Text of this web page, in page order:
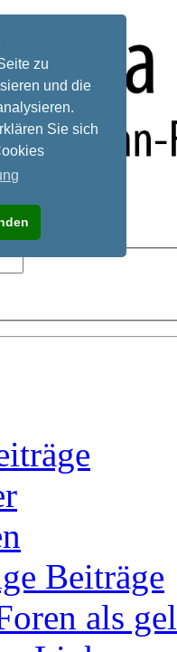
zu
und die
Sie sich
Beiträge
als